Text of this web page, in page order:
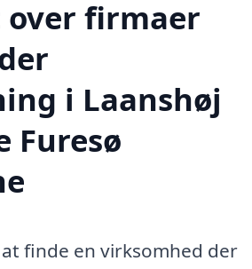
over firmaer
i Laanshøj
Furesø
finde en virksomhed der